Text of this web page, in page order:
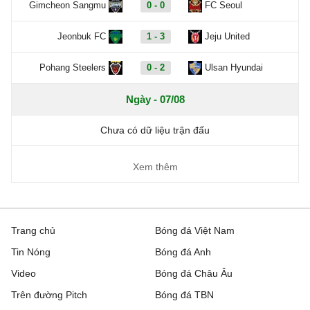
Gimcheon Sangmu 0 - 0 FC Seoul
Jeonbuk FC 1 - 3 Jeju United
Pohang Steelers 0 - 2 Ulsan Hyundai
Ngày - 07/08
Chưa có dữ liệu trận đấu
Xem thêm
Trang chủ
Tin Nóng
Video
Trên đường Pitch
Bóng đá Việt Nam
Bóng đá Anh
Bóng đá Châu Âu
Bóng đá TBN